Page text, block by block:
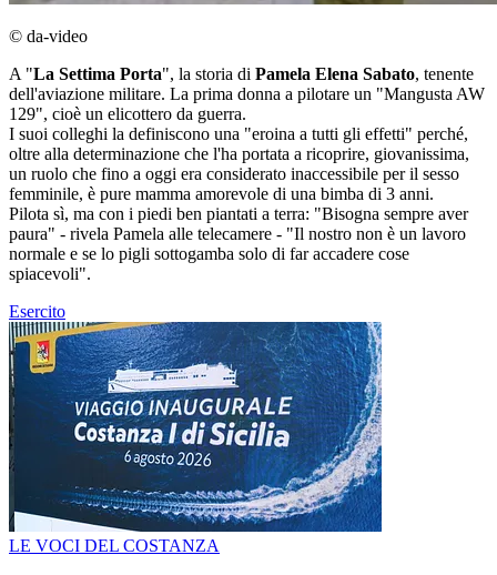
© da-video
A "La Settima Porta", la storia di Pamela Elena Sabato, tenente
dell'aviazione militare. La prima donna a pilotare un "Mangusta AW
129", cioè un elicottero da guerra.
I suoi colleghi la definiscono una "eroina a tutti gli effetti" perché,
oltre alla determinazione che l'ha portata a ricoprire, giovanissima,
un ruolo che fino a oggi era considerato inaccessibile per il sesso
femminile, è pure mamma amorevole di una bimba di 3 anni.
Pilota sì, ma con i piedi ben piantati a terra: "Bisogna sempre aver
paura" - rivela Pamela alle telecamere - "Il nostro non è un lavoro
normale e se lo pigli sottogamba solo di far accadere cose
spiacevoli".
Esercito
LE VOCI DEL COSTANZA